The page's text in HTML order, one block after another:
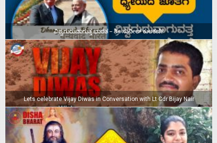
ವಿಶ್ವಗುರುವಾಗುತ್ತ ಭಾರತ – ಶ್ರೀ ಸುನೀಲ್‌ ಕುಲಕರ್ಣಿ
Lets celebrate Vijay Diwas in Conversation with Lt Cdr Bijay Nair